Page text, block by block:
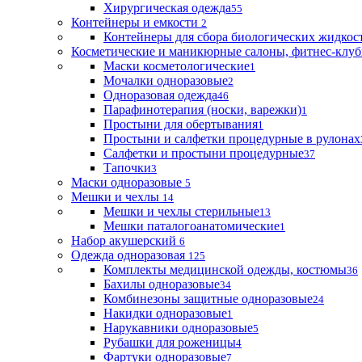
Хирургическая одежда55
Контейнеры и емкости 2
Контейнеры для сбора биологических
Косметические и маникюрные салоны, фитнес-
Маски косметологические1
Мочалки одноразовые2
Одноразовая одежда46
Парафинотерапия (носки, варежки)1
Простыни для обертывания1
Простыни и салфетки процедурные в рулонах
Салфетки и простыни процедурные37
Тапочки3
Маски одноразовые 5
Мешки и чехлы 14
Мешки и чехлы стерильные13
Мешки паталогоанатомические1
Набор акушерский 6
Одежда одноразовая 125
Комплекты медицинской одежды, костюмы36
Бахилы одноразовые34
Комбинезоны защитные одноразовые24
Накидки одноразовые1
Нарукавники одноразовые5
Рубашки для роженицы4
Фартуки одноразовые7